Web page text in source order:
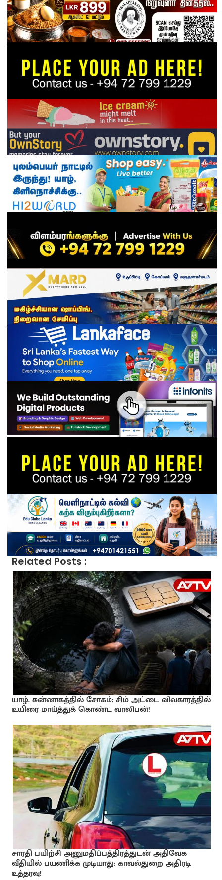
Related Posts :
யாழ். சுன்னாகத்தில் சோகம்: சிம் அட்டை விவகாரத்தில்
உயிரை மாய்த்துக் கொண்ட வாலிபன்!
சாரதி பயிற்சி அனுமதிப்பத்திரத்துடன் அதிவேக
வீதியில் பயணிக்க முடியாது: காவல்துறை அதிரடி
உத்தரவு!